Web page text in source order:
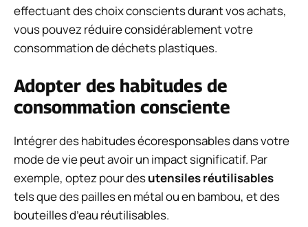
effectuant des choix conscients durant vos achats,
vous pouvez réduire considérablement votre
consommation de déchets plastiques.
Adopter des habitudes de
consommation consciente
Intégrer des habitudes écoresponsables dans votre
mode de vie peut avoir un impact significatif. Par
exemple, optez pour desutensiles réutilisables
tels que des pailles en métal ou en bambou, et des
bouteilles d’eau réutilisables.